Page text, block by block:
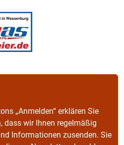
„Anmelden“ erklären Sie
dass wir Ihnen regelmäßig
Informationen zusenden. Sie